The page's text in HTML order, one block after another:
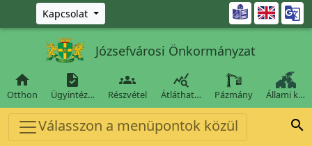
Ugrás a fő tartalomra
Kapcsolat 
Józsefvárosi Önkormányzat

Otthon

Ügyintéz…

Részvétel

Átláthat… Pázmány Állami k…
Válasszon a menüpontok közül 